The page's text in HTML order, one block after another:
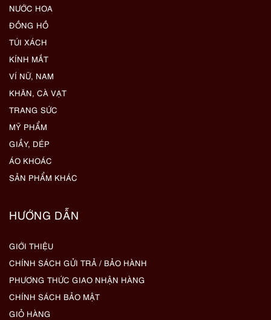
NƯỚC HOA
ĐỒNG HỒ
TÚI XÁCH
KÍNH MẮT
VÍ NỮ, NAM
KHĂN, CÀ VẠT
TRANG SỨC
MỸ PHẨM
GIẦY, DÉP
ÁO KHOÁC
SẢN PHẨM KHÁC
HƯỚNG DẪN
GIỚI THIỆU
CHÍNH SÁCH GỬI TRẢ / BẢO HÀNH
PHƯƠNG THỨC GIAO NHẬN HÀNG
CHÍNH SÁCH BẢO MẬT
GIỎ HÀNG